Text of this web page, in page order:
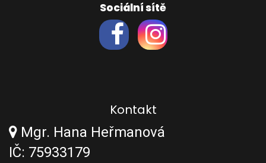
Sociální sítě
Kontakt
Mgr. Hana Heřmanová
IČ: 75933179